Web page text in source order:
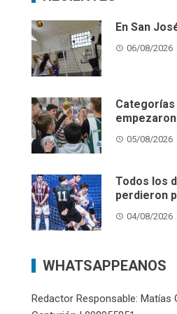
En San
06/08/2026
Categorías
05/08/2026
Todos los
perdieron
04/08/2026
WHATSAPPEANOS
Redactor Responsable: Matías